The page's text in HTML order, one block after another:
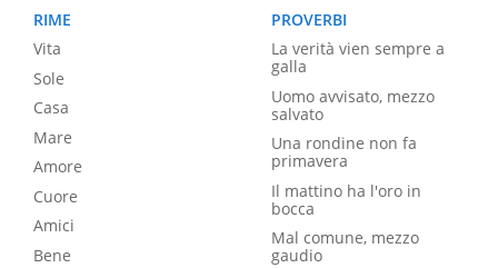
RIME
Vita
Sole
Casa
Mare
Amore
Cuore
Amici
Bene
PROVERBI
La verità vien sempre a
galla
Uomo avvisato, mezzo
salvato
Una rondine non fa
primavera
Il mattino ha l'oro in
bocca
Mal comune, mezzo
gaudio